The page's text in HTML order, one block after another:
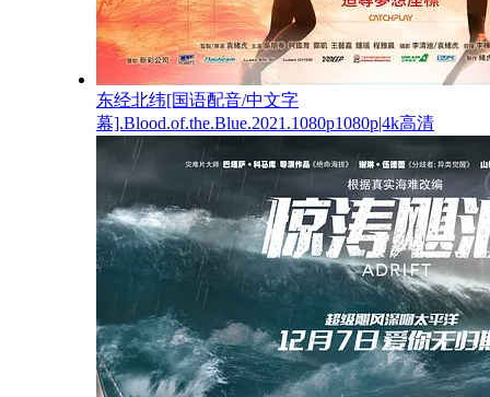
东经北纬[国语配音/中文字
幕].Blood.of.the.Blue.2021.1080p1080p|4k高清